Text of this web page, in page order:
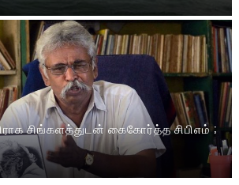
சிங்களத்துடன் கைகோர்த்த சிபிஎம் ;